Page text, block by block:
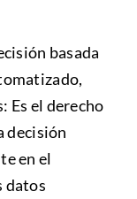
basada
Es el derecho
decisión
en el
datos